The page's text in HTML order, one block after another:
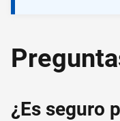
¿Es seguro